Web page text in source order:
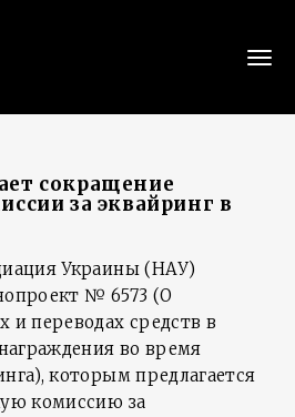
сокращение
за эквайринг в
Украины (НАУ)
№ 6573 (О
и переводах средств в
во время
которым предлагается
комиссию за